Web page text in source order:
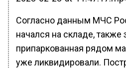
Согласно данным МЧС
начался на складе, также
припаркованная рядом
уже ликвидировали.